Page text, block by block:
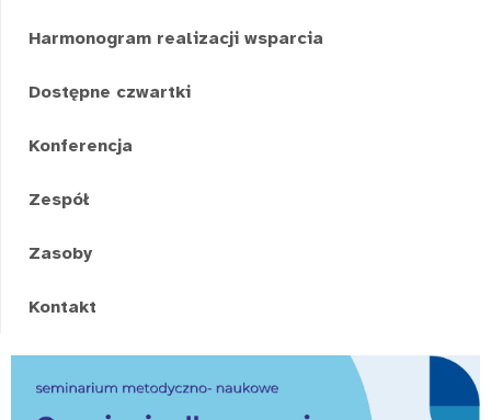
Harmonogram realizacji wsparcia
Dostępne czwartki
Konferencja
Zespół
Zasoby
Kontakt